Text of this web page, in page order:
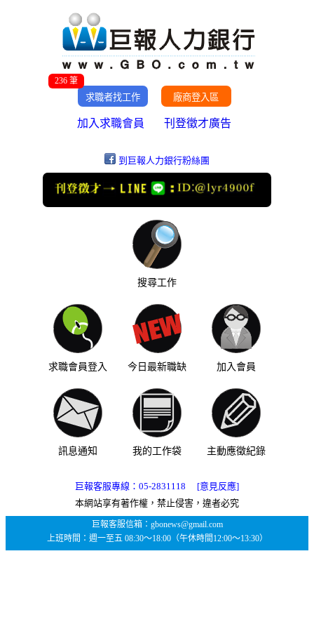
236 筆
加入求職會員 刊登徵才廣告
到巨報人力銀行粉絲團
搜尋工作
求職會員登入 今日最新職缺 加入會員
訊息通知 我的工作袋 主動應徵紀錄
巨報客服專線： 05-2831118
[意見反應]
本網站享有著作權，禁止侵害，違者必究
巨報客服信箱：gbonews@gmail.com
上班時間：週一至五 08:30～18:00（午休時間12:00～13:30）